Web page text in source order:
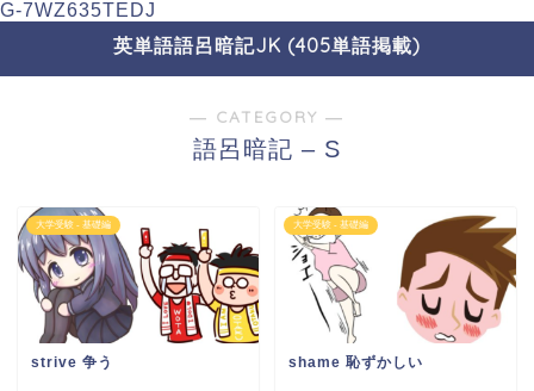
G-7WZ635TEDJ
英単語語呂暗記JK (405単語掲載)
― CATEGORY ―
語呂暗記 – S
大学受験 - 基礎編
strive 争う
大学受験 - 基礎編
shame 恥ずかしい